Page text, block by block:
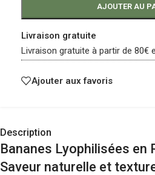
AJOUTER AU
Livraison gratuite
Livraison gratuite à partir de 80€
Ajouter aux favoris
Description
Bananes Lyophilisées en
Saveur naturelle et